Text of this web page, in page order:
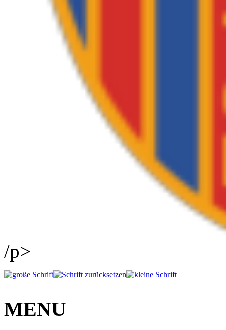
/p>
MENU